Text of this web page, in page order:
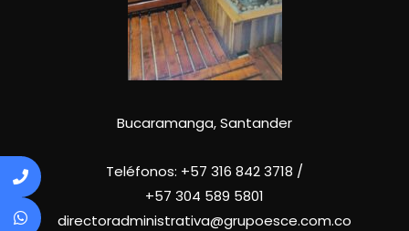
Bucaramanga, Santander
Teléfonos: +57 316 842 3718 /
+57 304 589 5801
directoradministrativa@grupoesce.com.co